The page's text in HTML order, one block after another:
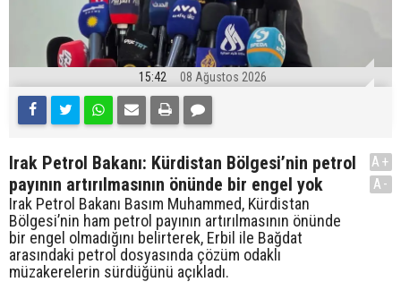
15:42 08 Ağustos 2026
Irak Petrol Bakanı: Kürdistan Bölgesi’nin petrol
payının artırılmasının önünde bir engel yok
Irak Petrol Bakanı Basım Muhammed, Kürdistan
Bölgesi’nin ham petrol payının artırılmasının önünde
bir engel olmadığını belirterek, Erbil ile Bağdat
arasındaki petrol dosyasında çözüm odaklı
müzakerelerin sürdüğünü açıkladı.
A+
A-